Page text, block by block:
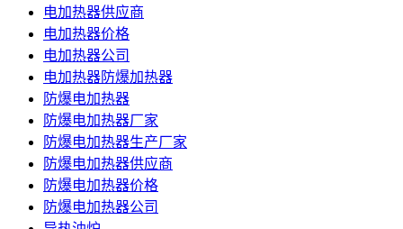
电加热器供应商
电加热器价格
电加热器公司
电加热器防爆加热器
防爆电加热器
防爆电加热器厂家
防爆电加热器生产厂家
防爆电加热器供应商
防爆电加热器价格
防爆电加热器公司